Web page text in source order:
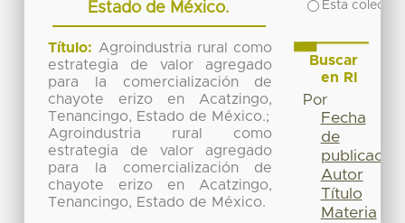
Estado de México.
Título: Agroindustria rural como
estrategia de valor agregado
para la comercialización de
chayote erizo en Acatzingo,
Tenancingo, Estado de México.;
Agroindustria rural como
estrategia de valor agregado
para la comercialización de
chayote erizo en Acatzingo,
Tenancingo, Estado de México.
Esta
Buscar
en RI
Por
Fecha
de
publicación
Autor
Título
Materia